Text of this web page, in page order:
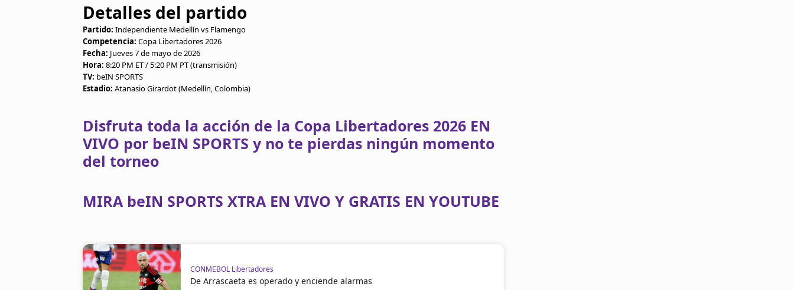
Detalles del partido
Partido: Independiente Medellín vs Flamengo
Competencia: Copa Libertadores 2026
Fecha: Jueves 7 de mayo de 2026
Hora: 8:20 PM ET / 5:20 PM PT (transmisión)
TV: beIN SPORTS
Estadio: Atanasio Girardot (Medellín, Colombia)
Disfruta toda la acción de la Copa Libertadores 2026 EN
VIVO por beIN SPORTS y no te pierdas ningún momento
del torneo
MIRA beIN SPORTS XTRA EN VIVO Y GRATIS EN YOUTUBE
CONMEBOL Libertadores
De Arrascaeta es operado y enciende alarmas